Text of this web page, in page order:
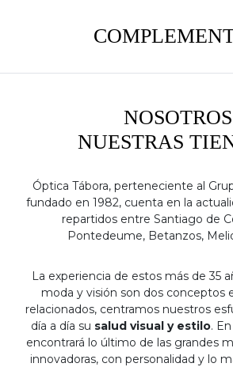
NOSOTROS
NUESTRAS
Óptica Tábora, perteneciente al
fundado en 1982, cuenta en la
repartidos entre Santiago de
Pontedeume, Betanzos,
La experiencia de estos más de 35
moda y visión son dos conceptos
relacionados, centramos nuestros
día a día su salud visual y estilo.
encontrará lo último de las grandes
innovadoras, con personalidad y lo